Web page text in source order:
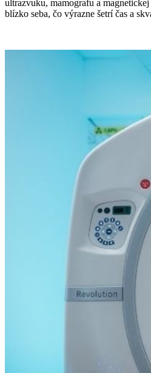
ultrazvuku, mamografu a magnetickej
blízko seba, čo výrazne šetrí čas a